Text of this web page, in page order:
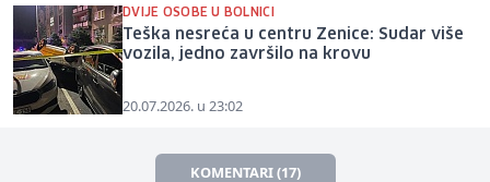
DVIJE OSOBE U BOLNICI
Teška nesreća u centru Zenice: Sudar više
vozila, jedno završilo na krovu
20.07.2026. u 23:02
KOMENTARI (17)